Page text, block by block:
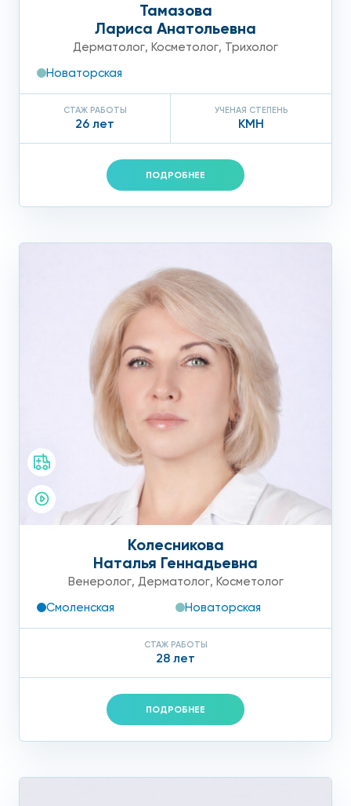
Тамазова
Лариса Анатольевна
Дерматолог, Косметолог, Трихолог
Новаторская
СТАЖ РАБОТЫ
26 лет
УЧЕНАЯ СТЕПЕНЬ
КМН
ПОДРОБНЕЕ
Колесникова
Наталья Геннадьевна
Венеролог, Дерматолог, Косметолог
Смоленская
Новаторская
СТАЖ РАБОТЫ
28 лет
ПОДРОБНЕЕ